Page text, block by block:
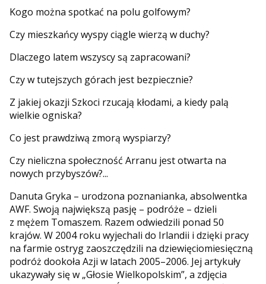
Kogo można spotkać na polu golfowym?
Czy mieszkańcy wyspy ciągle wierzą w duchy?
Dlaczego latem wszyscy są zapracowani?
Czy w tutejszych górach jest bezpiecznie?
Z jakiej okazji Szkoci rzucają kłodami, a kiedy palą
wielkie ogniska?
Co jest prawdziwą zmorą wyspiarzy?
Czy nieliczna społeczność Arranu jest otwarta na
nowych przybyszów?...
Danuta Gryka – urodzona poznanianka, absolwentka
AWF. Swoją największą pasję – podróże – dzieli
z mężem Tomaszem. Razem odwiedzili ponad 50
krajów. W 2004 roku wyjechali do Irlandii i dzięki pracy
na farmie ostryg zaoszczędzili na dziewięciomiesięczną
podróż dookoła Azji w latach 2005–2006. Jej artykuły
ukazywały się w „Głosie Wielkopolskim”, a zdjęcia